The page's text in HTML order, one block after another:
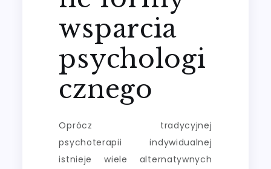
wsparcia
psychologi
cznego
Oprócz tradycyjnej
psychoterapii indywidualnej
istnieje wiele alternatywnych